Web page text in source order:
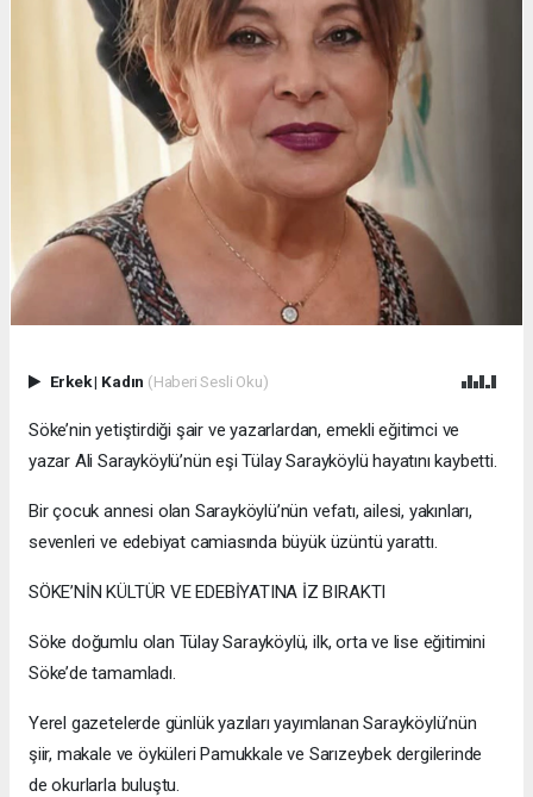
Erkek| Kadın (Haberi Sesli Oku)
Söke’nin yetiştirdiği şair ve yazarlardan, emekli eğitimci ve
yazar Ali Sarayköylü’nün eşi Tülay Sarayköylü hayatını kaybetti.
Bir çocuk annesi olan Sarayköylü’nün vefatı, ailesi, yakınları,
sevenleri ve edebiyat camiasında büyük üzüntü yarattı.
SÖKE’NİN KÜLTÜR VE EDEBİYATINA İZ BIRAKTI
Söke doğumlu olan Tülay Sarayköylü, ilk, orta ve lise eğitimini
Söke’de tamamladı.
Yerel gazetelerde günlük yazıları yayımlanan Sarayköylü’nün
şiir, makale ve öyküleri Pamukkale ve Sarızeybek dergilerinde
de okurlarla buluştu.